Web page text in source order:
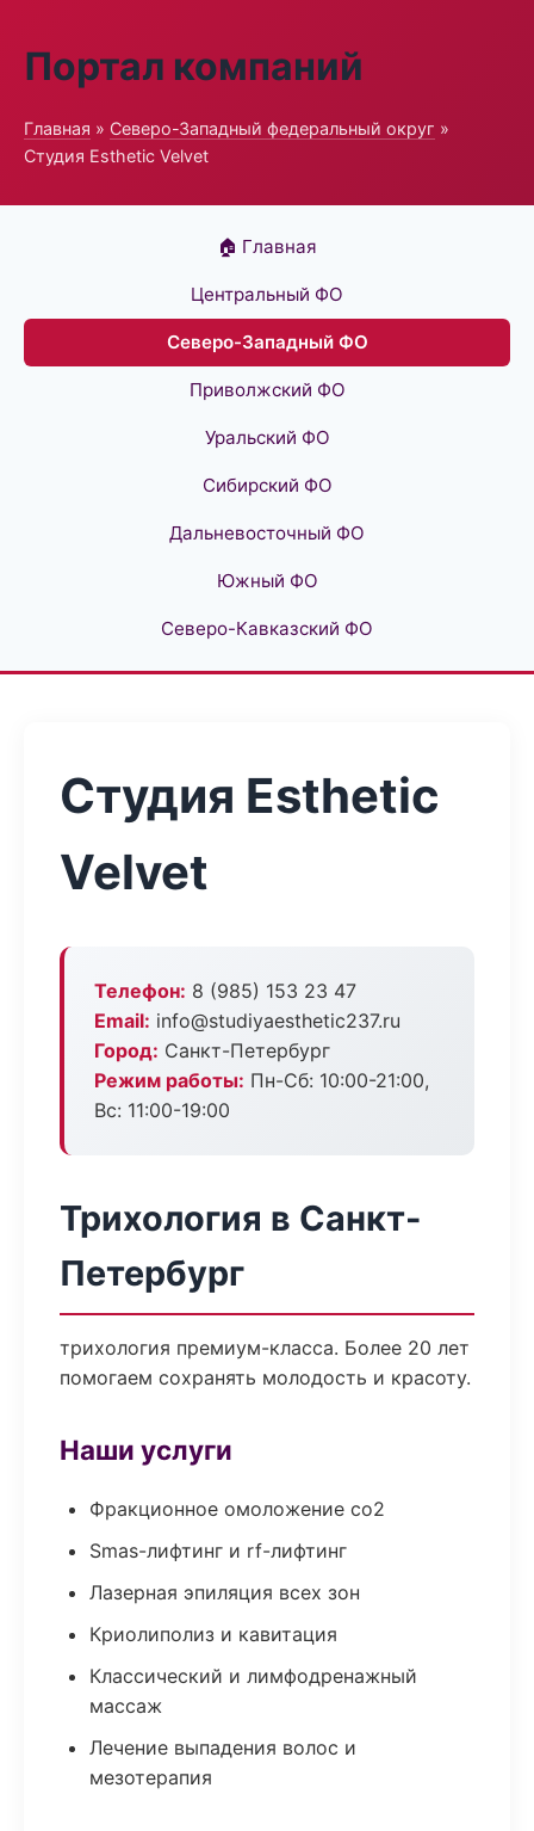
Портал компаний
Главная » Северо-Западный федеральный округ »
Студия Esthetic Velvet
🏠 Главная
Центральный ФО
Северо-Западный ФО
Приволжский ФО
Уральский ФО
Сибирский ФО
Дальневосточный ФО
Южный ФО
Северо-Кавказский ФО
Студия Esthetic
Velvet
Телефон: 8 (985) 153 23 47
Email: info@studiyaesthetic237.ru
Город: Санкт-Петербург
Режим работы: Пн-Сб: 10:00-21:00,
Вс: 11:00-19:00
Трихология в Санкт-
Петербург
трихология премиум-класса. Более 20 лет
помогаем сохранять молодость и красоту.
Наши услуги
Фракционное омоложение co2
Smas-лифтинг и rf-лифтинг
Лазерная эпиляция всех зон
Криолиполиз и кавитация
Классический и лимфодренажный
массаж
Лечение выпадения волос и
мезотерапия